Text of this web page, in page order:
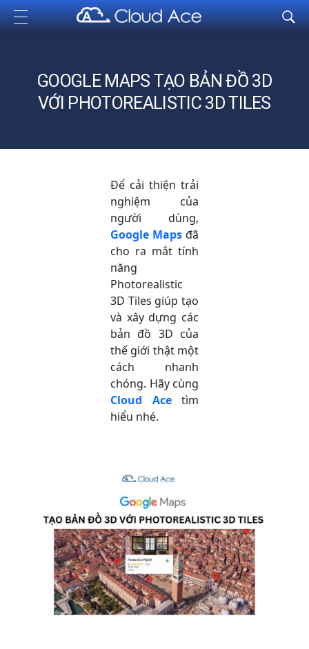
Cloud Ace
Nhà cung cấp giải pháp trên GCP cho doanh nghiệp
GOOGLE MAPS TẠO BẢN ĐỒ 3D
VỚI PHOTOREALISTIC 3D TILES
Để cải thiện trải
nghiệm của
người dùng,
Google Maps đã
cho ra mắt tính
năng
Photorealistic
3D Tiles giúp tạo
và xây dựng các
bản đồ 3D của
thế giới thật một
cách nhanh
chóng. Hãy cùng
Cloud Acetìm
hiểu nhé.